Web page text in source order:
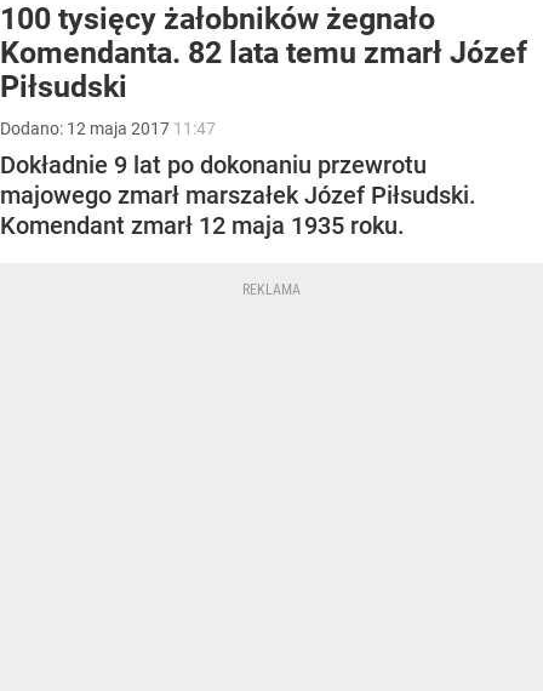
100 tysięcy żałobników żegnało
Komendanta. 82 lata temu zmarł Józef
Piłsudski
Dodano: 12 maja 2017 11:47
Dokładnie 9 lat po dokonaniu przewrotu
majowego zmarł marszałek Józef Piłsudski.
Komendant zmarł 12 maja 1935 roku.